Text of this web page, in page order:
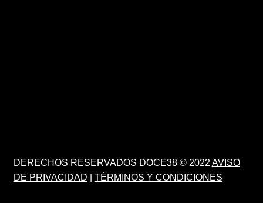
DERECHOS RESERVADOS DOCE38 © 2022 AVISO
DE PRIVACIDAD
TÉRMINOS Y CONDICIONES